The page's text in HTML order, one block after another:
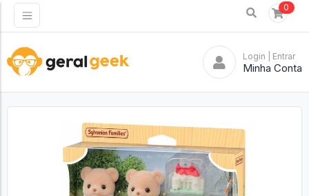
0
Login | Entrar
Minha Conta